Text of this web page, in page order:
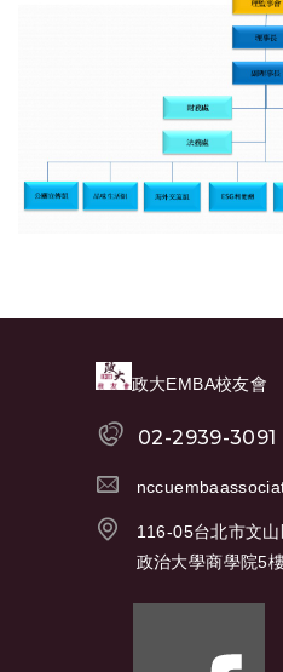
政大EMBA校友會
02-2939-3091
116-05台北市文
政治大學商學院5